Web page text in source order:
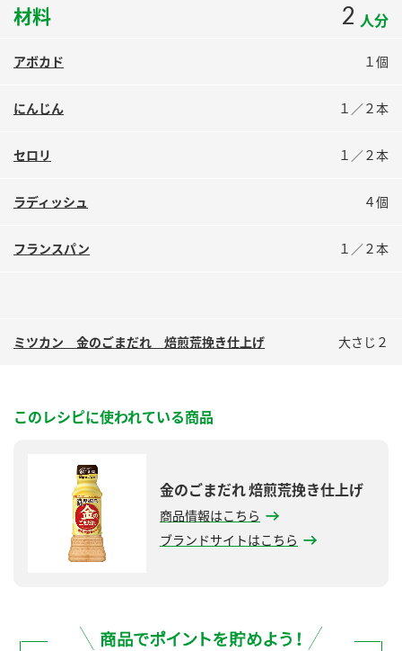
納豆の豆知識
ロングセラー商品 ＋ おすすめレシピ
ミツカン公式通販
材料 2 人分
アボカド １個
にんじん １／２本
セロリ １／２本
ラディッシュ ４個
フランスパン １／２本
ミツカン 金のごまだれ 焙煎荒挽き仕上げ 大さじ２
このレシピに使われている商品
金のごまだれ 焙煎荒挽き仕上げ
商品情報はこちら
ブランドサイトはこちら